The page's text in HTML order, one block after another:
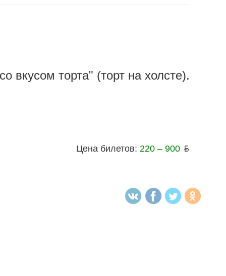
вкусом торта" (торт на холсте).
Цена билетов: 220 – 900 ƃ